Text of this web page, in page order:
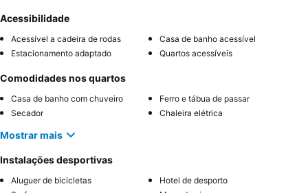
Acessibilidade
Acessível a cadeira de rodas
Casa de banho acessível
Estacionamento adaptado
Quartos acessíveis
Comodidades nos quartos
Casa de banho com chuveiro
Ferro e tábua de passar
Secador
Chaleira elétrica
Mostrar mais
Instalações desportivas
Aluguer de bicicletas
Hotel de desporto